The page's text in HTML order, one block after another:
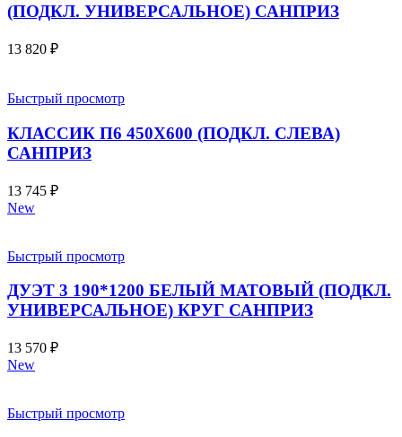
(ПОДКЛ. УНИВЕРСАЛЬНОЕ) САНПРИЗ
13 820 ₽
Быстрый просмотр
КЛАССИК П6 450X600 (ПОДКЛ. СЛЕВА)
САНПРИЗ
13 745 ₽
New
Быстрый просмотр
ДУЭТ 3 190*1200 БЕЛЫЙ МАТОВЫЙ (ПОДКЛ.
УНИВЕРСАЛЬНОЕ) КРУГ САНПРИЗ
13 570 ₽
New
Быстрый просмотр